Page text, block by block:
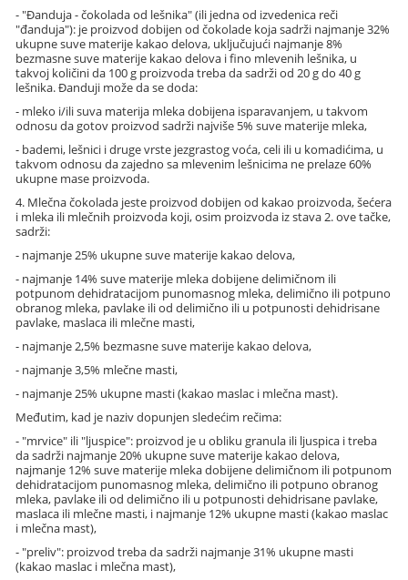
- "Đanduja - čokolada od lešnika" (ili jedna od izvedenica reči
"đanduja"): je proizvod dobijen od čokolade koja sadrži najmanje 32%
ukupne suve materije kakao delova, uključujući najmanje 8%
bezmasne suve materije kakao delova i fino mlevenih lešnika, u
takvoj količini da 100 g proizvoda treba da sadrži od 20 g do 40 g
lešnika. Đanduji može da se doda:
- mleko i/ili suva materija mleka dobijena isparavanjem, u takvom
odnosu da gotov proizvod sadrži najviše 5% suve materije mleka,
- bademi, lešnici i druge vrste jezgrastog voća, celi ili u komadićima, u
takvom odnosu da zajedno sa mlevenim lešnicima ne prelaze 60%
ukupne mase proizvoda.
4. Mlečna čokolada jeste proizvod dobijen od kakao proizvoda, šećera
i mleka ili mlečnih proizvoda koji, osim proizvoda iz stava 2. ove tačke,
sadrži:
- najmanje 25% ukupne suve materije kakao delova,
- najmanje 14% suve materije mleka dobijene delimičnom ili
potpunom dehidratacijom punomasnog mleka, delimično ili potpuno
obranog mleka, pavlake ili od delimično ili u potpunosti dehidrisane
pavlake, maslaca ili mlečne masti,
- najmanje 2,5% bezmasne suve materije kakao delova,
- najmanje 3,5% mlečne masti,
- najmanje 25% ukupne masti (kakao maslac i mlečna mast).
Međutim, kad je naziv dopunjen sledećim rečima:
- "mrvice" ili "ljuspice": proizvod je u obliku granula ili ljuspica i treba
da sadrži najmanje 20% ukupne suve materije kakao delova,
najmanje 12% suve materije mleka dobijene delimičnom ili potpunom
dehidratacijom punomasnog mleka, delimično ili potpuno obranog
mleka, pavlake ili od delimično ili u potpunosti dehidrisane pavlake,
maslaca ili mlečne masti, i najmanje 12% ukupne masti (kakao maslac
i mlečna mast),
- "preliv": proizvod treba da sadrži najmanje 31% ukupne masti
(kakao maslac i mlečna mast),